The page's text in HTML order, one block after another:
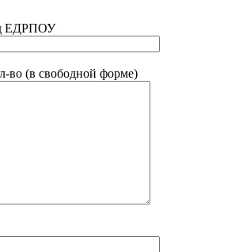
ЕДРПОУ
во (в свободной форме)